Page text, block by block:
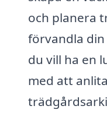
och planera
förvandla
du vill ha en
med att